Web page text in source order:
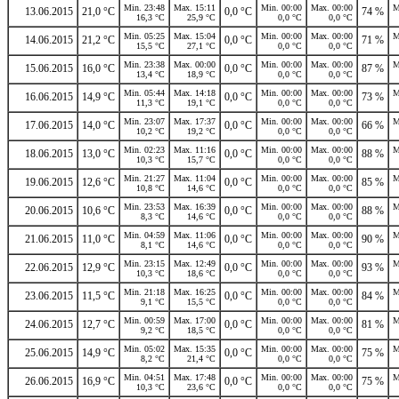
13.06.2015 21,0 °C
Min. 23:48
16,3 °C
Max. 15:11
25,9 °C
0,0 °C
Min. 00:00
0,0 °C
Max. 00:00
0,0 °C
74 %
14.06.2015 21,2 °C
Min. 05:25
15,5 °C
Max. 15:04
27,1 °C
0,0 °C
Min. 00:00
0,0 °C
Max. 00:00
0,0 °C
71 %
15.06.2015 16,0 °C
Min. 23:38
13,4 °C
Max. 00:00
18,9 °C
0,0 °C
Min. 00:00
0,0 °C
Max. 00:00
0,0 °C
87 %
16.06.2015 14,9 °C
Min. 05:44
11,3 °C
Max. 14:18
19,1 °C
0,0 °C
Min. 00:00
0,0 °C
Max. 00:00
0,0 °C
73 %
17.06.2015 14,0 °C
Min. 23:07
10,2 °C
Max. 17:37
19,2 °C
0,0 °C
Min. 00:00
0,0 °C
Max. 00:00
0,0 °C
66 %
18.06.2015 13,0 °C
Min. 02:23
10,3 °C
Max. 11:16
15,7 °C
0,0 °C
Min. 00:00
0,0 °C
Max. 00:00
0,0 °C
88 %
19.06.2015 12,6 °C
Min. 21:27
10,8 °C
Max. 11:04
14,6 °C
0,0 °C
Min. 00:00
0,0 °C
Max. 00:00
0,0 °C
85 %
20.06.2015 10,6 °C
Min. 23:53
8,3 °C
Max. 16:39
14,6 °C
0,0 °C
Min. 00:00
0,0 °C
Max. 00:00
0,0 °C
88 %
21.06.2015 11,0 °C
Min. 04:59
8,1 °C
Max. 11:06
14,6 °C
0,0 °C
Min. 00:00
0,0 °C
Max. 00:00
0,0 °C
90 %
22.06.2015 12,9 °C
Min. 23:15
10,3 °C
Max. 12:49
18,6 °C
0,0 °C
Min. 00:00
0,0 °C
Max. 00:00
0,0 °C
93 %
23.06.2015 11,5 °C
Min. 21:18
9,1 °C
Max. 16:25
15,5 °C
0,0 °C
Min. 00:00
0,0 °C
Max. 00:00
0,0 °C
84 %
24.06.2015 12,7 °C
Min. 00:59
9,2 °C
Max. 17:00
18,5 °C
0,0 °C
Min. 00:00
0,0 °C
Max. 00:00
0,0 °C
81 %
25.06.2015 14,9 °C
Min. 05:02
8,2 °C
Max. 15:35
21,4 °C
0,0 °C
Min. 00:00
0,0 °C
Max. 00:00
0,0 °C
75 %
26.06.2015 16,9 °C
Min. 04:51
10,3 °C
Max. 17:48
23,6 °C
0,0 °C
Min. 00:00
0,0 °C
Max. 00:00
0,0 °C
75 %